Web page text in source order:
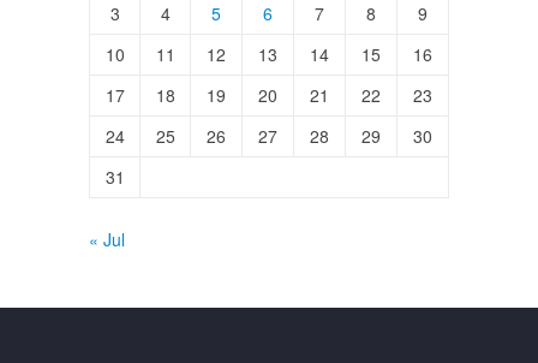
3
4 5 6 7 8
9
10
11 12 13 14 15
16
17
18 19 20 21 22
23
24
25 26 27 28 29
30
31
« Jul